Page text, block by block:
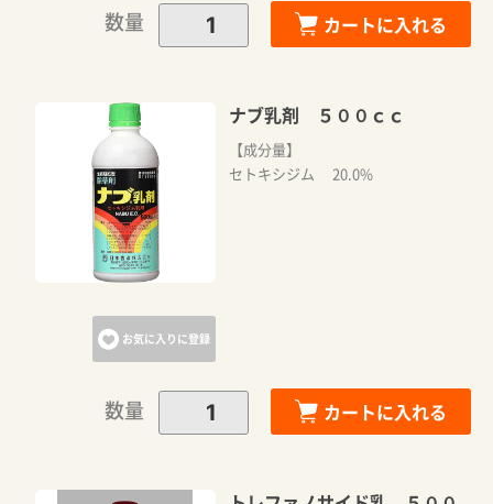
数量 カートに入れる
お気に入りに登録
ナブ乳剤 ５００ｃｃ
【成分量】
セトキシジム 20.0%
数量 カートに入れる